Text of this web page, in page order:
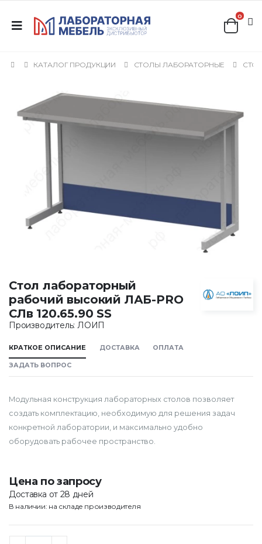
0
КАТАЛОГ ПРОДУКЦИИ СТОЛЫ ЛАБОРАТОРНЫЕ
Стол лабораторный
рабочий высокий ЛАБ-PRO
CЛв 120.65.90 SS
Производитель: ЛОИП
КРАТКОЕ ОПИСАНИЕ ДОСТАВКА ОПЛАТА
ЗАДАТЬ ВОПРОС
Модульная конструкция лабораторных столов позволяет
создать комплектацию, необходимую для решения задач
конкретной лаборатории, и максимально удобно
оборудовать рабочее пространство.
Цена по запросу
Доставка от 28 дней
В наличии: на складе производителя